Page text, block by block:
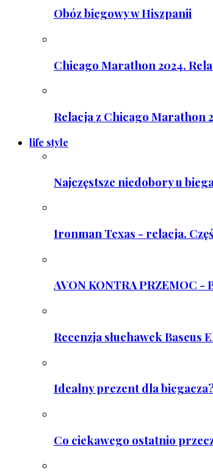
Obóz biegowy w Hiszpanii
Chicago Marathon 2024.
Relacja z Chicago Marathon
life style
Najczęstsze niedobory u
Ironman Texas - relacja.
AVON KONTRA PRZEMOC -
Recenzja słuchawek Baseus
Idealny prezent dla
Co ciekawego ostatnio